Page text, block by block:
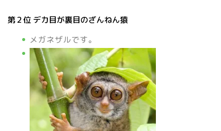
第２位 デカ目が裏目のざんねん猿
メガネザルです。